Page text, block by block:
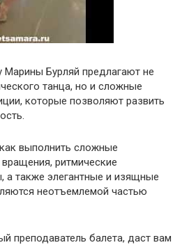
Марины Бурляй предлагают не
танца, но и сложные
которые позволяют развить
выполнить сложные
ритмические
а также элегантные и изящные
неотъемлемой частью
преподаватель балета, даст вам